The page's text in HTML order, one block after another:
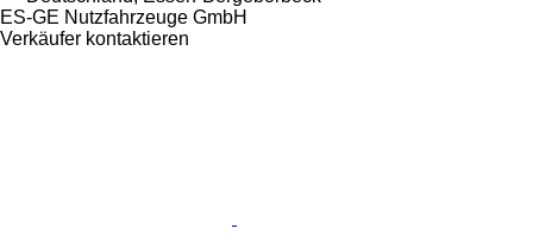
ES-GE Nutzfahrzeuge GmbH
Verkäufer kontaktieren